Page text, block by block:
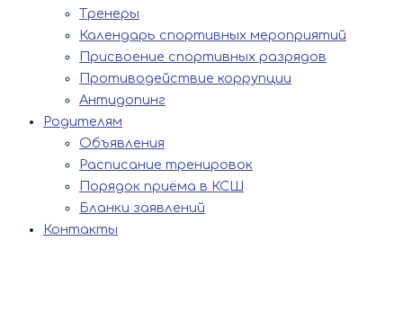
Тренеры
Календарь спортивных мероприятий
Присвоение спортивных разрядов
Противодействие коррупции
Антидопинг
Родителям
Объявления
Расписание тренировок
Порядок приёма в КСШ
Бланки заявлений
Контакты